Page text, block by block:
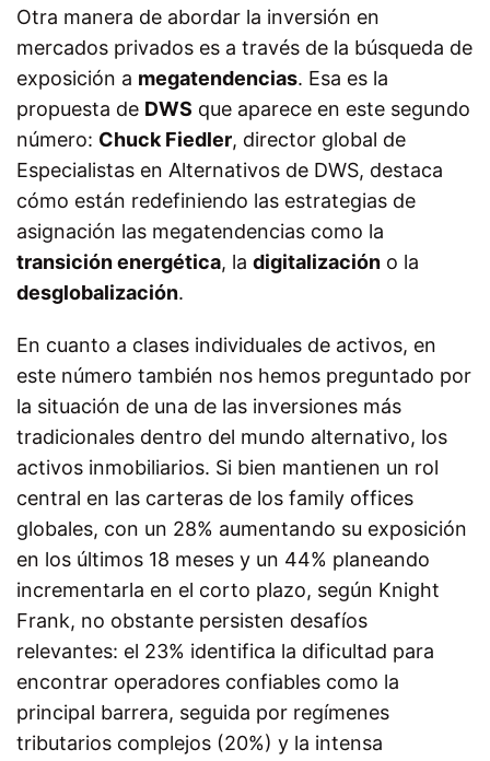
Otra manera de abordar la inversión en
mercados privados es a través de la búsqueda de
exposición a megatendencias. Esa es la
propuesta de DWS que aparece en este segundo
número: Chuck Fiedler, director global de
Especialistas en Alternativos de DWS, destaca
cómo están redefiniendo las estrategias de
asignación las megatendencias como la
transición energética, la digitalización o la
desglobalización.
En cuanto a clases individuales de activos, en
este número también nos hemos preguntado por
la situación de una de las inversiones más
tradicionales dentro del mundo alternativo, los
activos inmobiliarios. Si bien mantienen un rol
central en las carteras de los family offices
globales, con un 28% aumentando su exposición
en los últimos 18 meses y un 44% planeando
incrementarla en el corto plazo, según Knight
Frank, no obstante persisten desafíos
relevantes: el 23% identifica la dificultad para
encontrar operadores confiables como la
principal barrera, seguida por regímenes
tributarios complejos (20%) y la intensa